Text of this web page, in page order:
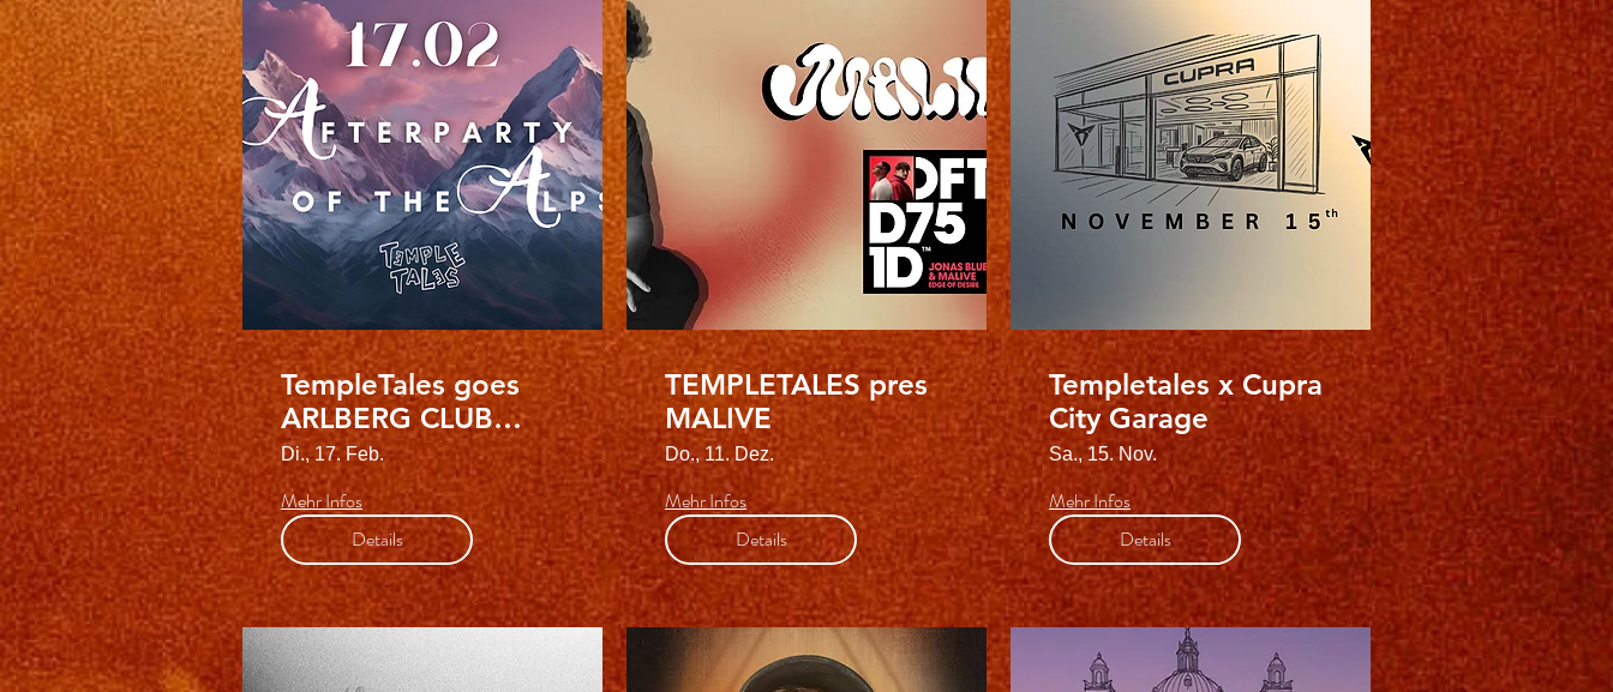
TempleTales goes
ARLBERG CLUB
HOUSE
Di., 17. Feb.
Mehr Infos
Details
TEMPLETALES pres
MALIVE
Do., 11. Dez.
Mehr Infos
Details
Templetales x Cupra
City Garage
Sa., 15. Nov.
Mehr Infos
Details